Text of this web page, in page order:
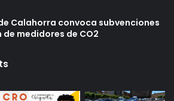
Calahorra convoca subvenciones
medidores de CO2